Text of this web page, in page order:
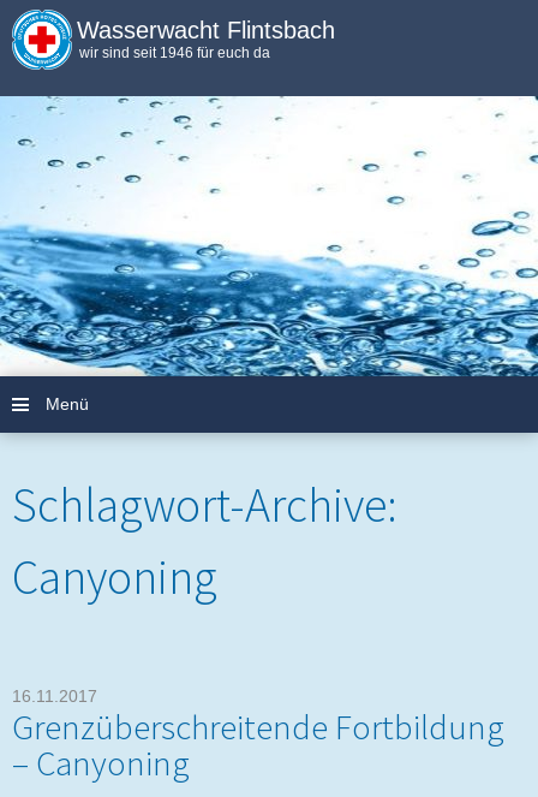
Wasserwacht Flintsbach
wir sind seit 1946 für euch da
Menü
Schlagwort-Archive:
Canyoning
16.11.2017
Grenzüberschreitende Fortbildung
– Canyoning